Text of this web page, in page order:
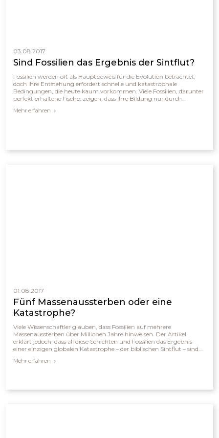
03.08.2017
Sind Fossilien das Ergebnis der Sintflut?
Fossilien werden oft als Hauptbeweis für die Evolution betrachtet,
doch ihre Entstehung erfordert schnelle und katastrophale
Bedingungen, die heute kaum vorkommen. Viele Fossilien, darunter
perfekt erhaltene Fische, zeigen, dass ihre Bildung nur durch
Die weltweiten Fossilienlagerstätten, in denen Meerestiere
Mehr erfahren
01.08.2017
Fünf Massenaussterben oder eine
Katastrophe?
Viele Wissenschaftler glauben, dass Fossilien auf mehrere
Massenaussterben über Millionen Jahre hinweisen. Der Artikel
erklärt jedoch, dass all diese Schichten und Fossilien das Ergebnis
einer einzigen globalen Katastrophe – der biblischen Sintflut – sind.
Flutwellen und geologischer Umwälzungen während des
Noahs.
Mehr erfahren